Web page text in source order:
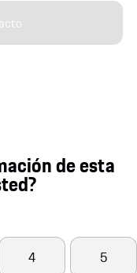
de esta
4 5